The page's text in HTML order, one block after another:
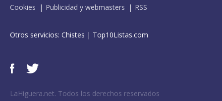
Cookies
Publicidad y webmasters RSS
Otros servicios: Chistes | Top10Listas.com
LaHiguera.net. Todos los derechos reservados